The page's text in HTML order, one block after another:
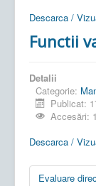
Descarca /
Functii
Detalii
Categorie:
Publicat:
Accesări:
Descarca /
Evaluare